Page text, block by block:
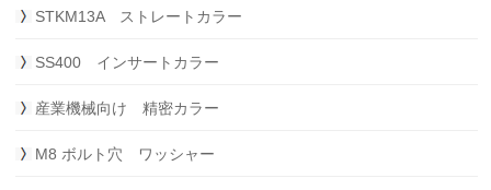
STKM13A ストレートカラー
SS400 インサートカラー
産業機械向け 精密カラー
M8 ボルト穴 ワッシャー